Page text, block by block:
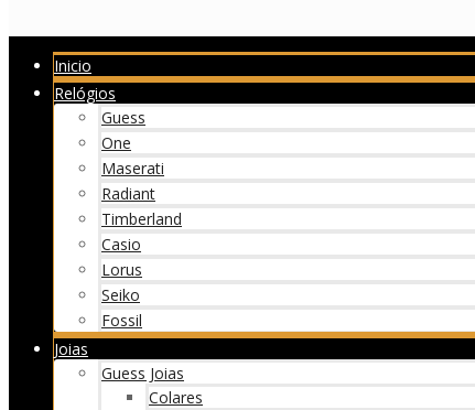
Inicio
Relógios
Guess
One
Maserati
Radiant
Timberland
Casio
Lorus
Seiko
Fossil
Joias
Guess Joias
Colares